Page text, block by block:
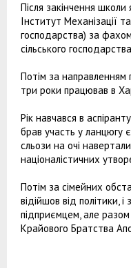
Після закінчення
Інститут Механізації
господарства) за
сільського
Потім за направленням
три роки працював в
Рік навчався в
брав участь у ланцюгу
сльози на очі
націоналістичних
Потім за сімейних
відійшов від політики,
підприємцем, але
Крайового Братства